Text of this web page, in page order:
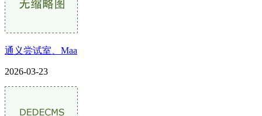
通义尝试室、Maa
2026-03-23